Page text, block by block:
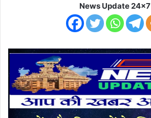
News Update 24x7